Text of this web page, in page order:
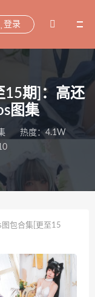
登录
15期]：高还
图集
热度：4.1W
图包合集[更至15